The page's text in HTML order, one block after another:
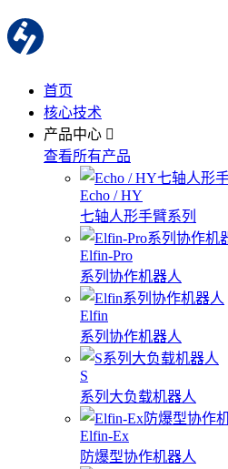
首页
核心技术
产品中心
查看所有产品
Echo / HY
七轴人形手臂系列
Elfin-Pro
系列协作机器人
Elfin
系列协作机器人
S
系列大负载机器人
Elfin-Ex
防爆型协作机器人